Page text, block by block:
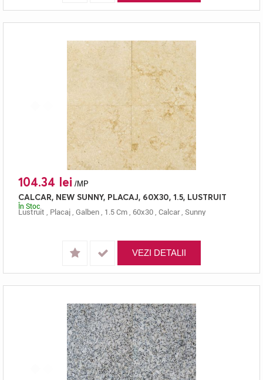
104.34 lei /MP
CALCAR, NEW SUNNY, PLACAJ, 60X30, 1.5, LUSTRUIT
Lustruit , Placaj, Galben, 1.5 Cm, 60x30, Calcar, Sunny
În Stoc
VEZI DETALII